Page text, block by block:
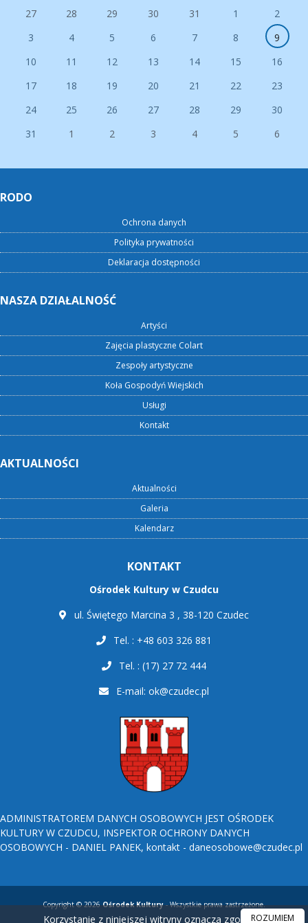
27 28 29 30 31 1
2
3
4 5 6 7 8
9
10
11 12 13 14 15
16
17
18 19 20 21 22
23
24
25 26 27 28 29
30
31
1 2 3 4 5 6
RODO
Ochrona danych
Polityka prywatności
Deklaracja dostępności
NASZA DZIAŁALNOŚĆ
Artyści
Zajęcia plastyczne Colart
Zespoły artystyczne
Koła Gospodyń Wiejskich
Usługi
Kontakt
AKTUALNOŚCI
Aktualności
Galeria
Kalendarz
KONTAKT
Ośrodek Kultury w Czudcu
ul. Świętego Marcina 3 , 38-120 Czudec
Tel. : +48 603 326 881
Tel. : (17) 27 72 444
E-mail: ok@czudec.pl
ADMINISTRATOREM DANYCH OSOBOWYCH JEST OŚRODEK
KULTURY W CZUDCU, INSPEKTOR OCHRONY DANYCH
OSOBOWYCH - DANIEL PANEK, kontakt - daneosobowe@czudec.pl
Copyright © 2026Ośrodek Kultury- Wszystkie prawa zastrzeżone.
Korzystanie z niniejszej witryny oznacza zgodę naROZUMIEM